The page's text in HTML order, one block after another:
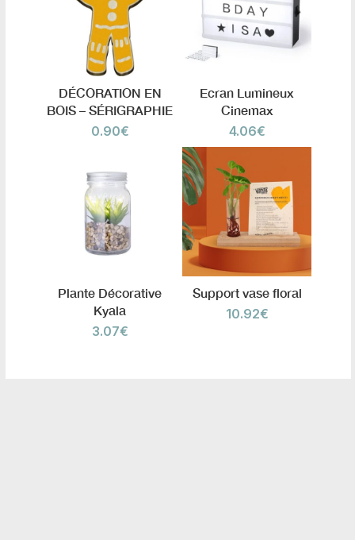
DÉCORATION EN
BOIS – SÉRIGRAPHIE
0.90€
Ecran Lumineux
Cinemax
4.06€
Plante Décorative
Kyala
3.07€
Support vase floral
10.92€